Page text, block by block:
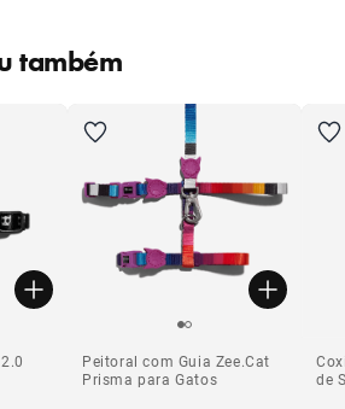
também
Peitoral com Guia Zee.Cat
Prisma para Gatos
de